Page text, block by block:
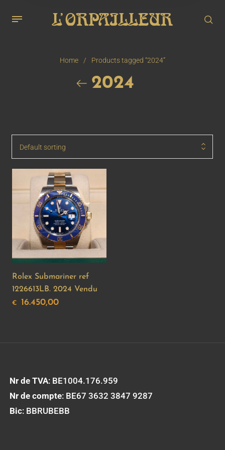
Home / Products tagged “2024”
2024
Default sorting
Rolex Submariner ref
1226613LB. 2024 Vendu
€ 16.450,00
Nr de TVA: BE1004.176.959
Nr de compte: BE67 3632 3847 9287
Bic: BBRUBEBB